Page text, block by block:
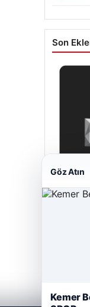
Son
Göz Atın
Kemer